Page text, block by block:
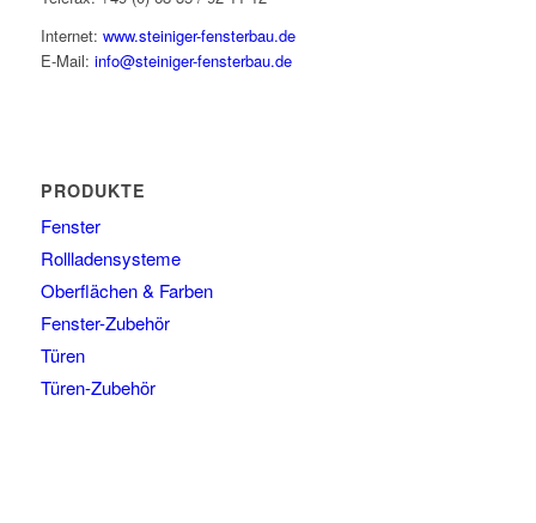
Internet: www.steiniger-fensterbau.de
E-Mail: info@steiniger-fensterbau.de
PRODUKTE
Fenster
Rollladensysteme
Oberflächen & Farben
Fenster-Zubehör
Türen
Türen-Zubehör